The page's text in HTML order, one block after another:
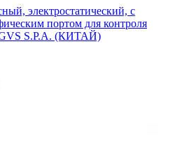
электростатический, с
портом для контроля
GVS S.P.A. (КИТАЙ)